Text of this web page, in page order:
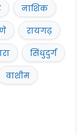
नाशिक
रायगढ़
सिंधुदुर्ग
वाशीम